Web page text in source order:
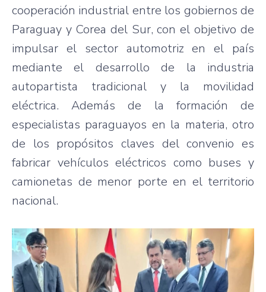
cooperación industrial entre los gobiernos de
Paraguay y Corea del Sur, con el objetivo de
impulsar el sector automotriz en el país
mediante el desarrollo de la industria
autopartista tradicional y la movilidad
eléctrica. Además de la formación de
especialistas paraguayos en la materia, otro
de los propósitos claves del convenio es
fabricar vehículos eléctricos como buses y
camionetas de menor porte en el territorio
nacional.